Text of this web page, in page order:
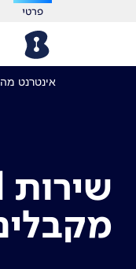
פרטי
אינטרנט
שירות Fax2Mail